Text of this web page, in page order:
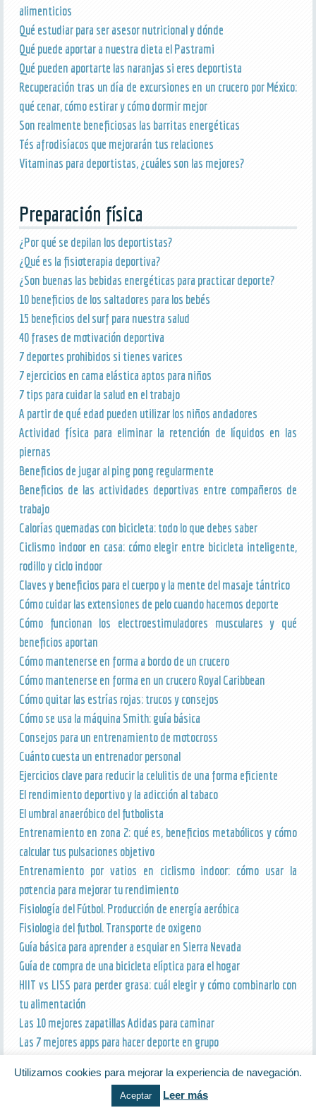
alimenticios
Qué estudiar para ser asesor nutricional y dónde
Qué puede aportar a nuestra dieta el Pastrami
Qué pueden aportarte las naranjas si eres deportista
Recuperación tras un día de excursiones en un crucero por México:
qué cenar, cómo estirar y cómo dormir mejor
Son realmente beneficiosas las barritas energéticas
Tés afrodisíacos que mejorarán tus relaciones
Vitaminas para deportistas, ¿cuáles son las mejores?
Preparación física
¿Por qué se depilan los deportistas?
¿Qué es la fisioterapia deportiva?
¿Son buenas las bebidas energéticas para practicar deporte?
10 beneficios de los saltadores para los bebés
15 beneficios del surf para nuestra salud
40 frases de motivación deportiva
7 deportes prohibidos si tienes varices
7 ejercicios en cama elástica aptos para niños
7 tips para cuidar la salud en el trabajo
A partir de qué edad pueden utilizar los niños andadores
Actividad física para eliminar la retención de líquidos en las
piernas
Beneficios de jugar al ping pong regularmente
Beneficios de las actividades deportivas entre compañeros de
trabajo
Calorías quemadas con bicicleta: todo lo que debes saber
Ciclismo indoor en casa: cómo elegir entre bicicleta inteligente,
rodillo y ciclo indoor
Claves y beneficios para el cuerpo y la mente del masaje tántrico
Cómo cuidar las extensiones de pelo cuando hacemos deporte
Cómo funcionan los electroestimuladores musculares y qué
beneficios aportan
Cómo mantenerse en forma a bordo de un crucero
Cómo mantenerse en forma en un crucero Royal Caribbean
Cómo quitar las estrías rojas: trucos y consejos
Cómo se usa la máquina Smith: guía básica
Consejos para un entrenamiento de motocross
Cuánto cuesta un entrenador personal
Ejercicios clave para reducir la celulitis de una forma eficiente
El rendimiento deportivo y la adicción al tabaco
El umbral anaeróbico del futbolista
Entrenamiento en zona 2: qué es, beneficios metabólicos y cómo
calcular tus pulsaciones objetivo
Entrenamiento por vatios en ciclismo indoor: cómo usar la
potencia para mejorar tu rendimiento
Fisiología del Fútbol. Producción de energía aeróbica
Fisiologia del futbol. Transporte de oxigeno
Guía básica para aprender a esquiar en Sierra Nevada
Guía de compra de una bicicleta elíptica para el hogar
HIIT vs LISS para perder grasa: cuál elegir y cómo combinarlo con
tu alimentación
Las 10 mejores zapatillas Adidas para caminar
Las 7 mejores apps para hacer deporte en grupo
Los 5 mejores aplicaciones para running
Los 6 mejores bañadores deportivos
Utilizamos cookies para mejorar la experiencia de navegación.
Aceptar Leer más